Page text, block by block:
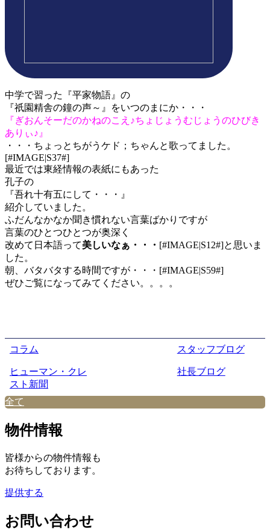
中学で習った『平家物語』の
『祇園精舎の鐘の声～』をいつのまにか・・・
『ぎおんそーだのかねのこえ♪ちょじょうむじょうのひびき
ありぃ♪』
・・・ちょっとちがうケド；ちゃんと歌ってました。
[#IMAGE|S37#]
最近では東経情報の表紙にもあった
孔子の
『吾れ十有五にして・・・』
紹介していました。
ふだんなかなか聞き慣れない言葉ばかりですが
言葉のひとつひとつが奥深く
改めて日本語って美しいなぁ・・・ [#IMAGE|S12#]と思いま
した。
朝、バタバタする時間ですが・・・[#IMAGE|S59#]
ぜひご覧になってみてください。。。。
コラム スタッフブログ
ヒューマン・クレ
スト新聞
社長ブログ
全て
物件情報
皆様からの物件情報も
お待ちしております。
提供する
お問い合わせ